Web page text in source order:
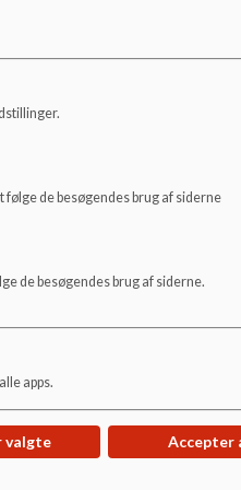
for, at skolens fysiske
voksne, som bestemmer.
at alle snakker
bygninger, inventar
fælles faciliteter og holde
Der føres protokol over
de besøgendes brug af siderne
de besøgendes brug af siderne.
apps.
valgte Accepter